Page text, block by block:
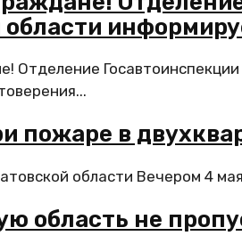
области
Отделение
пожаре в
области Вечером 4
область не